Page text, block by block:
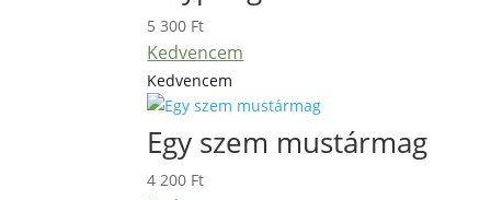
5 300 Ft
Kedvencem
Kedvencem
Egy szem mustármag
4 200 Ft